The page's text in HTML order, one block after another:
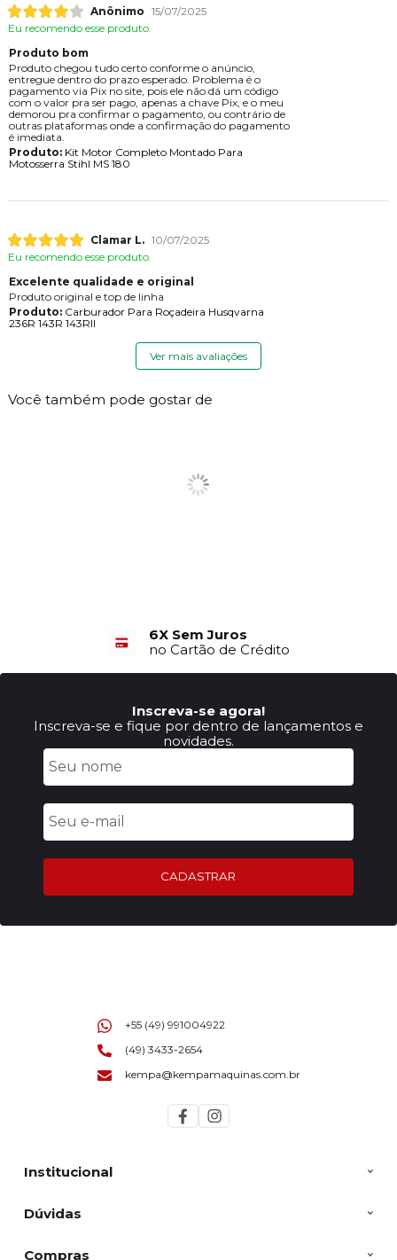
Anônimo 15/07/2025
Eu recomendo esse produto.
Produto bom
Produto chegou tudo certo conforme o anúncio,
entregue dentro do prazo esperado. Problema é o
pagamento via Pix no site, pois ele não dá um código
com o valor pra ser pago, apenas a chave Pix, e o meu
demorou pra confirmar o pagamento, ou contrário de
outras plataformas onde a confirmação do pagamento
é imediata.
Produto:Kit Motor Completo Montado Para
Motosserra Stihl MS 180
Clamar L. 10/07/2025
Eu recomendo esse produto.
Excelente qualidade e original
Produto original e top de linha
Produto:Carburador Para Roçadeira Husqvarna
236R 143R 143RII
Ver mais avaliações
Você também pode gostar de
6X Sem Juros
no Cartão de Crédito
Inscreva-se agora!
Inscreva-se e fique por dentro de lançamentos e
novidades.
CADASTRAR
Institucional
Dúvidas
Compras
+55 (49) 991004922
(49) 3433-2654
kempa@kempamaquinas.com.br